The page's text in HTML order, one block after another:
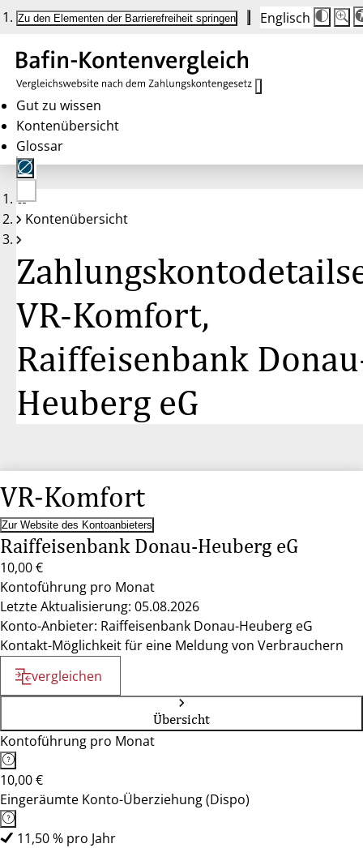
Zu den Elementen der Barrierefreiheit springen Englisch
Die
auf
100
100
Gut zu wissen
Kontenübersicht
Glossar
Keine
Konten
Kontenübersicht
VR-Komfort,
Raiffeisenbank
Heuberg eG
VR-Komfort
Zur Website des Kontoanbieters
Raiffeisenbank Donau-Heuberg eG
10,00 €
Kontoführung pro Monat
Letzte Aktualisierung: 05.08.2026
Konto-Anbieter: Raiffeisenbank Donau-Heuberg eG
Kontakt-Möglichkeit für eine Meldung von Verbrauchern
vergleichen
Übersicht
Kontoführung pro Monat
10,00 €
Eingeräumte Konto-Überziehung (Dispo)
11,50 % pro Jahr